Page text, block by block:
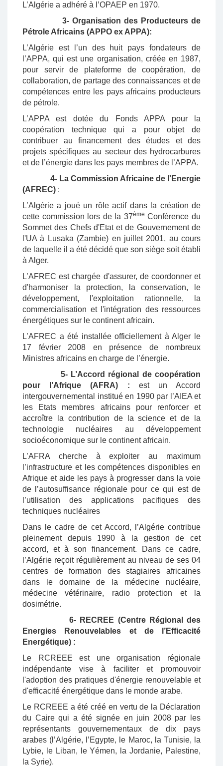
L’Algérie a adhéré à l’OPAEP en 1970.
3- Organisation des Producteurs de
Pétrole Africains (APPO ex APPA):
L’Algérie est l’un des huit pays fondateurs de
l’APPA, qui est une organisation, créée en 1987,
pour servir de plateforme de coopération, de
collaboration, de partage des connaissances et de
compétences entre les pays africains producteurs
de pétrole.
L’APPA est dotée du Fonds APPA pour la
coopération technique qui a pour objet de
contribuer au financement des études et des
projets spécifiques au secteur des hydrocarbures
et de l’énergie dans les pays membres de l’APPA.
4- La Commission Africaine de l'Energie
(AFREC) :
L’Algérie a joué un rôle actif dans la création de
cette commission lors de la 37ème Conférence du
Sommet des Chefs d'Etat et de Gouvernement de
l'UA à Lusaka (Zambie) en juillet 2001, au cours
de laquelle il a été décidé que son siège soit établi
à Alger.
L’AFREC est chargée d'assurer, de coordonner et
d'harmoniser la protection, la conservation, le
développement, l'exploitation rationnelle, la
commercialisation et l'intégration des ressources
énergétiques sur le continent africain.
L’AFREC a été installée officiellement à Alger le
17 février 2008 en présence de nombreux
Ministres africains en charge de l’énergie.
5- L’Accord régional de coopération
pour l’Afrique (AFRA) : est un Accord
intergouvernemental institué en 1990 par l’AIEA et
les Etats membres africains pour renforcer et
accroître la contribution de la science et de la
technologie nucléaires au développement
socioéconomique sur le continent africain.
L’AFRA cherche à exploiter au maximum
l’infrastructure et les compétences disponibles en
Afrique et aide les pays à progresser dans la voie
de l’autosuffisance régionale pour ce qui est de
l’utilisation des applications pacifiques des
techniques nucléaires
Dans le cadre de cet Accord, l’Algérie contribue
pleinement depuis 1990 à la gestion de cet
accord, et à son financement. Dans ce cadre,
l’Algérie reçoit régulièrement au niveau de ses 04
centres de formation des stagiaires africaines
dans le domaine de la médecine nucléaire,
médecine vétérinaire, radio protection et la
dosimétrie.
6- RECREE (Centre Régional des
Energies Renouvelables et de l’Efficacité
Energétique) :
Le RCREEE est une organisation régionale
indépendante vise à faciliter et promouvoir
l'adoption des pratiques d'énergie renouvelable et
d'efficacité énergétique dans le monde arabe.
Le RCREEE a été créé en vertu de la Déclaration
du Caire qui a été signée en juin 2008 par les
représentants gouvernementaux de dix pays
arabes (l’Algérie, l’Egypte, le Maroc, la Tunisie, la
Lybie, le Liban, le Yémen, la Jordanie, Palestine,
la Syrie).